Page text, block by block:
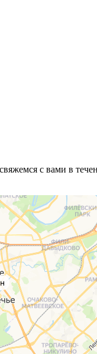
с вами в